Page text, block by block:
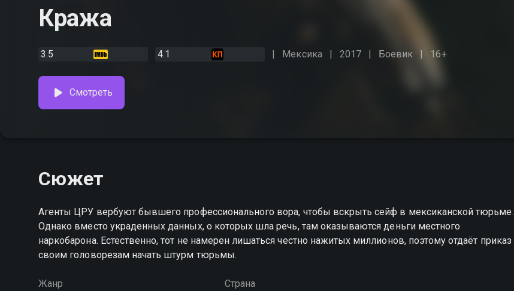
Кража
3.5 4.1 Мексика 2017 Боевик 16+
Смотреть
Сюжет
Агенты ЦРУ вербуют бывшего профессионального вора, чтобы вскрыть сейф в мексиканской тюрьме.
Однако вместо украденных данных, о которых шла речь, там оказываются деньги местного
наркобарона. Естественно, тот не намерен лишаться честно нажитых миллионов, поэтому отдаёт приказ
своим головорезам начать штурм тюрьмы.
Жанр Страна